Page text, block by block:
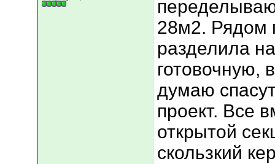
28м2. Рядом
разделила
готовочную,
думаю
проект. Все
открытой
скользкий